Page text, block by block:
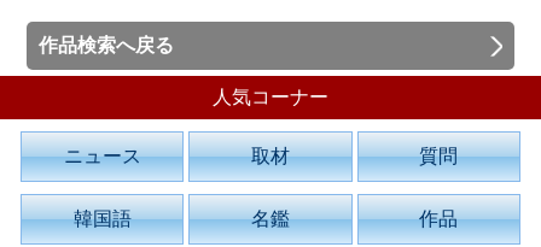
作品検索へ戻る
人気コーナー
ニュース 取材 質問
韓国語 名鑑 作品